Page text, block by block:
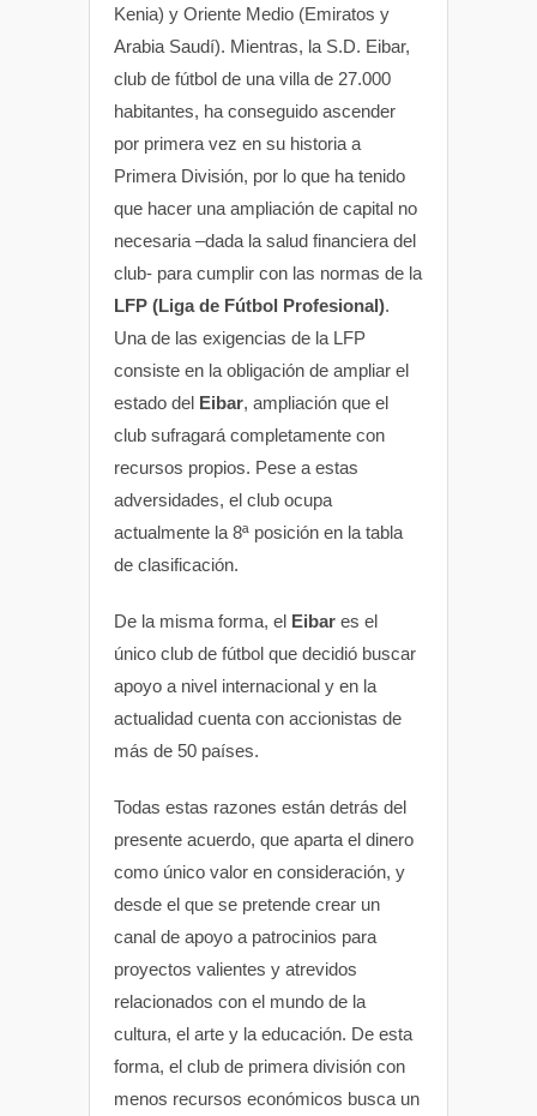
Kenia) y Oriente Medio (Emiratos y
Arabia Saudí). Mientras, la S.D. Eibar,
club de fútbol de una villa de 27.000
habitantes, ha conseguido ascender
por primera vez en su historia a
Primera División, por lo que ha tenido
que hacer una ampliación de capital no
necesaria –dada la salud financiera del
club- para cumplir con las normas de la
LFP (Liga de Fútbol Profesional).
Una de las exigencias de la LFP
consiste en la obligación de ampliar el
estado del Eibar, ampliación que el
club sufragará completamente con
recursos propios. Pese a estas
adversidades, el club ocupa
actualmente la 8ª posición en la tabla
de clasificación.
De la misma forma, el Eibar es el
único club de fútbol que decidió buscar
apoyo a nivel internacional y en la
actualidad cuenta con accionistas de
más de 50 países.
Todas estas razones están detrás del
presente acuerdo, que aparta el dinero
como único valor en consideración, y
desde el que se pretende crear un
canal de apoyo a patrocinios para
proyectos valientes y atrevidos
relacionados con el mundo de la
cultura, el arte y la educación. De esta
forma, el club de primera división con
menos recursos económicos busca un